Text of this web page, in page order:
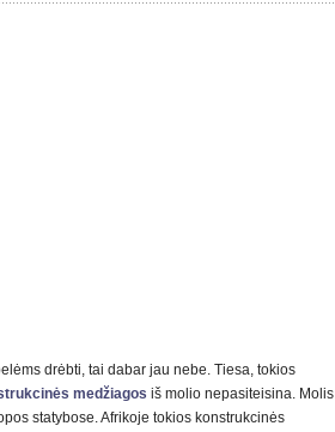
drėbti, tai dabar jau nebe. Tiesa, tokios
medžiagos iš molio nepasiteisina. Molis
statybose. Afrikoje tokios konstrukcinės